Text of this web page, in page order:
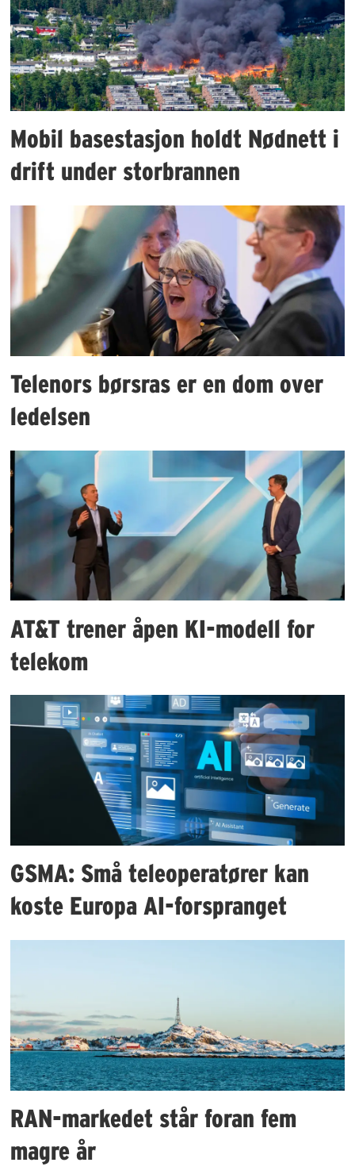
Mobil basestasjon holdt Nødnett i
drift under storbrannen
Telenors børsras er en dom over
ledelsen
AT&T trener åpen KI-modell for
telekom
GSMA: Små teleoperatører kan
koste Europa AI-forspranget
RAN-markedet står foran fem
magre år